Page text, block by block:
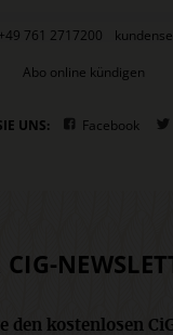
+49 761 2717200
Abo online kündigen
UNS: Facebook
CIG-
den kostenlosen